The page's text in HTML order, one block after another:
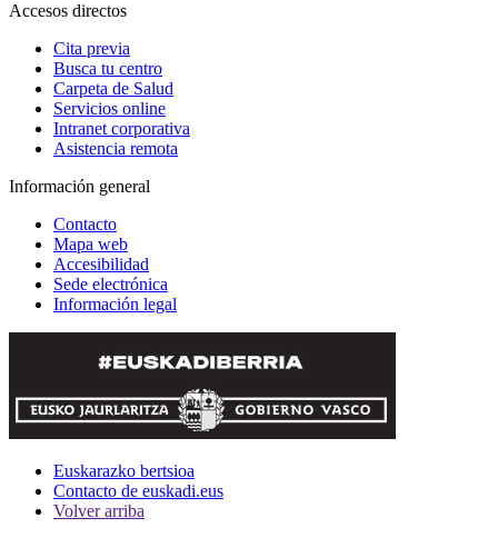
Accesos directos
Cita previa
Busca tu centro
Carpeta de Salud
Servicios online
Intranet corporativa
Asistencia remota
Información general
Contacto
Mapa web
Accesibilidad
Sede electrónica
Información legal
Euskarazko bertsioa
Contacto de euskadi.eus
Volver arriba